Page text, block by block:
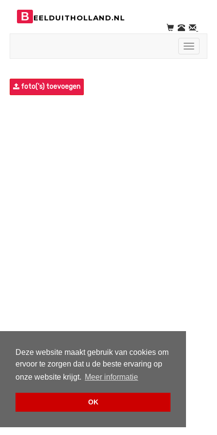
Deze website maakt gebruik van cookies om
ervoor te zorgen dat u de beste ervaring op
onze website krijgt. Meer informatie
OK
B EELDUITHOLLAND.NL
Toggle
foto('s) toevoegen